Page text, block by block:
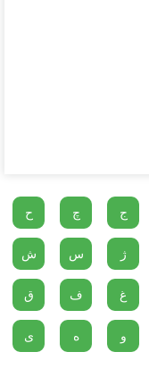
ج چ ح
ژ س ش
غ ف ق
و ه ی